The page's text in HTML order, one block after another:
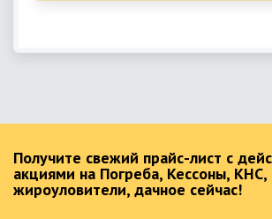
Получите свежий прайс-лист с
акциями на Погреба, Кессоны, КНС,
жироуловители, дачное сейчас!